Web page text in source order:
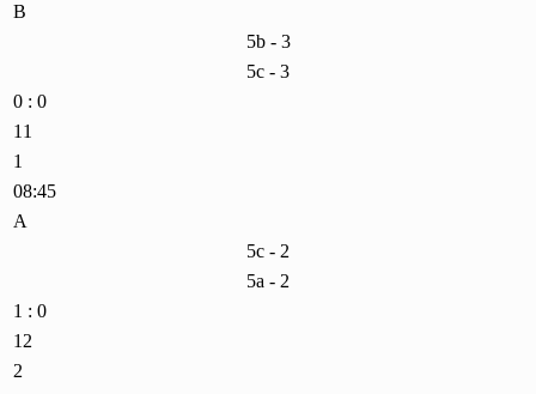
B
5b - 3
5c - 3
0 : 0
11
1
08:45
A
5c - 2
5a - 2
1 : 0
12
2